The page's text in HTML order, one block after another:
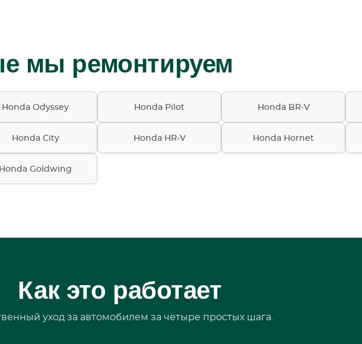
мы ремонтируем
Honda Odyssey Honda Pilot Honda BR-V
Honda City Honda HR-V Honda Hornet
Honda Goldwing
Как это работает
уход за автомобилем за четыре простых шага.